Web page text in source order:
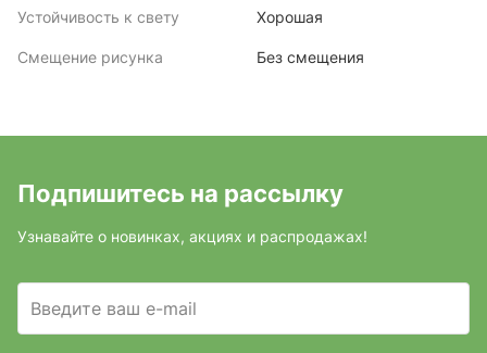
Устойчивость к свету Хорошая
Смещение рисунка Без смещения
Подпишитесь на рассылку
Узнавайте о новинках, акциях и распродажах!
Введите ваш e-mail